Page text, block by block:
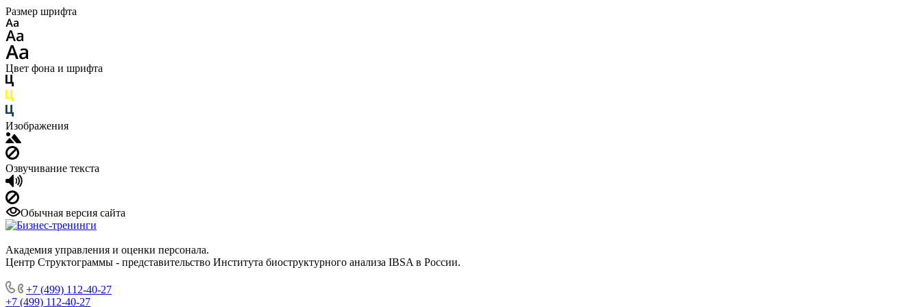
Размер шрифта
Цвет фона и шрифта
Изображения
Озвучивание текста
Обычная версия сайта
Академия управления и оценки персонала.
Центр Структограммы - представительство Института биоструктурного анализа IBSA в России.
+7 (499) 112-40-27
+7 (499) 112-40-27